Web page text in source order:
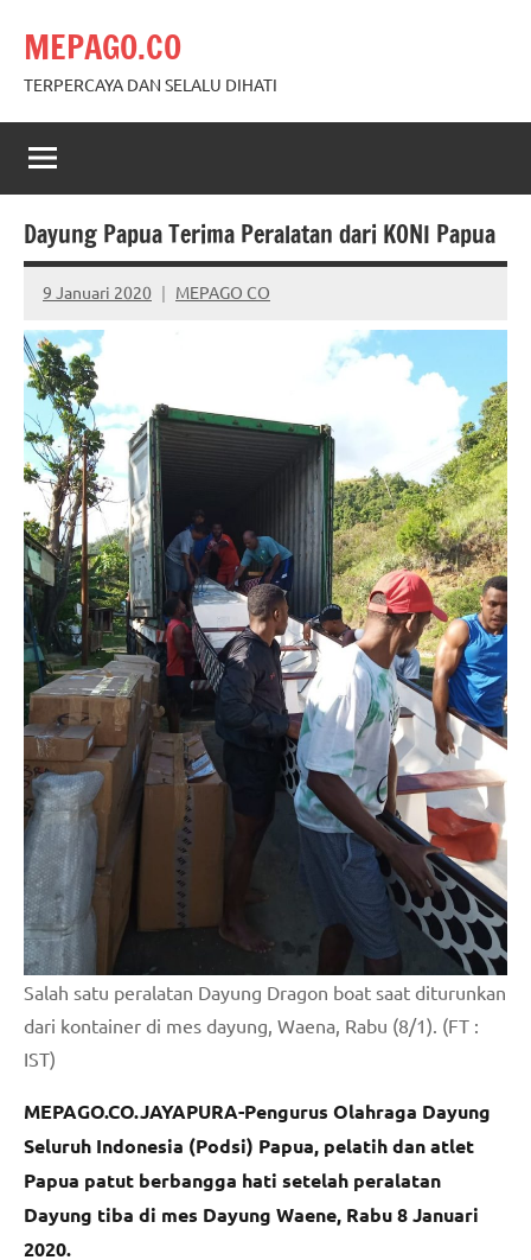
content
MEPAGO.CO
TERPERCAYA DAN SELALU DIHATI
Dayung Papua Terima Peralatan dari KONI Papua
9 Januari 2020 MEPAGO CO
No
comments
Salah satu peralatan Dayung Dragon boat saat diturunkan
dari kontainer di mes dayung, Waena, Rabu (8/1). (FT :
IST)
MEPAGO.CO.JAYAPURA-Pengurus Olahraga Dayung
Seluruh Indonesia (Podsi) Papua, pelatih dan atlet
Papua patut berbangga hati setelah peralatan
Dayung tiba di mes Dayung Waene, Rabu 8 Januari
2020.